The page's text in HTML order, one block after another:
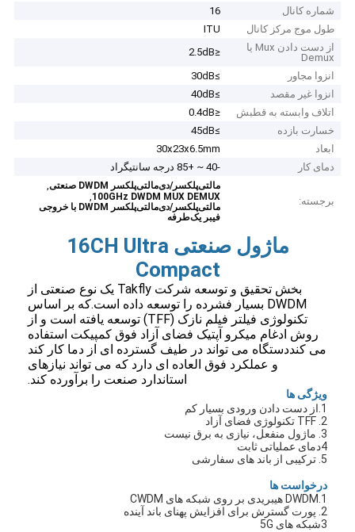
شماره کانال
16
طول موج مرکز کانال
ITU
از دست دادن Mux یا
Demux
≤2.5dB
انزوا مجاور
≥30dB
انزوا غیر مقصد
≥40dB
اتلاف وابسته به قطبش
≤0.4dB
خسارت بازده
≥45dB
ابعاد
30x23x6.5mm
دمای کار
-40 ~ +85 درجه سانتیگراد
برجسته:
مالتی‌پلکسر/دی‌مالتی‌پلکسر DWDM صنعتی ,
100GHz DWDM MUX DEMUX
,
مالتی‌پلکسر/دی‌مالتی‌پلکسر DWDM با خروجی
فیبر یک‌طرفه
ماژول صنعتی 16CH Ultra
Compact
بخش تحقیق و توسعه شرکت Takfly یک نوع صنعتی از
DWDM بسیار فشرده را توسعه داده است.که بر اساس
تکنولوژی فیلتر فیلم نازک (TFF) توسعه یافته است و از
روش ادغام میکرو آپتیک فضای آزاد فوق کمپیکت استفاده
می کنددستگاه می تواند در طیف گسترده ای از دما کار کند
و عملکرد فوق العاده ای دارد که می تواند نیازهای
استاندارد صنعت را برآورده کند.
ویژگی ها
1.از دست دادن ورودی بسیار کم
2. TFF تکنولوژی فضای آزاد
3. ماژول منفعل، نیازی به برق نیست
4دمای عملیاتی ثابت
5. ترکیبی از باند های سفارشی
درخواست ها
1.DWDM هیبریدی بر روی شبکه های CWDM
2. پورت گسترش برای افزایش پهنای باند آینده
3شبکه های 5G